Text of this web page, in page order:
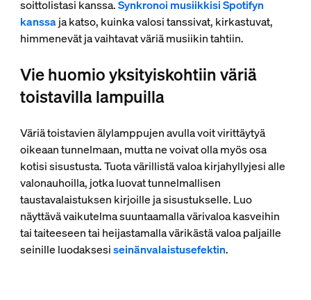
soittolistasi kanssa.Synkronoi musiikkisi Spotifyn
kanssaja katso, kuinka valosi tanssivat, kirkastuvat,
himmenevät ja vaihtavat väriä musiikin tahtiin.
Vie huomio yksityiskohtiin väriä
toistavilla lampuilla
Väriä toistavien älylamppujen avulla voit virittäytyä
oikeaan tunnelmaan, mutta ne voivat olla myös osa
kotisi sisustusta. Tuota värillistä valoa kirjahyllyjesi alle
valonauhoilla, jotka luovat tunnelmallisen
taustavalaistuksen kirjoille ja sisustukselle. Luo
näyttävä vaikutelma suuntaamalla värivaloa kasveihin
tai taiteeseen tai heijastamalla värikästä valoa paljaille
seinille luodaksesiseinänvalaistusefektin.